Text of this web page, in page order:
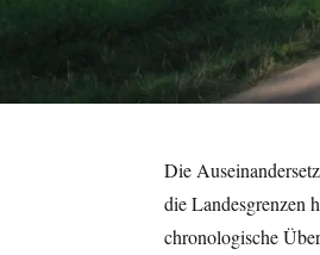
Die
die Landesgrenzen
chronologische